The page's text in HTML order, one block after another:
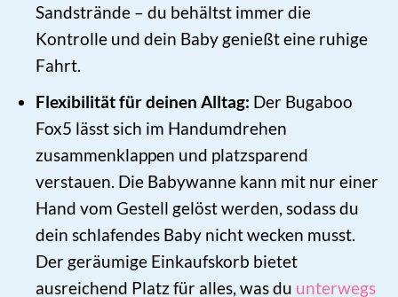
Sandstrände – du behältst immer die
Kontrolle und dein Baby genießt eine ruhige
Fahrt.
Flexibilität für deinen Alltag: Der Bugaboo
Fox5 lässt sich im Handumdrehen
zusammenklappen und platzsparend
verstauen. Die Babywanne kann mit nur einer
Hand vom Gestell gelöst werden, sodass du
dein schlafendes Baby nicht wecken musst.
Der geräumige Einkaufskorb bietet
ausreichend Platz für alles, was du unterwegs